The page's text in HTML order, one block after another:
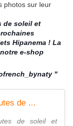
photos sur leur
de soleil et
Hipanema ! La
e-shop
"
de ...
de soleil et